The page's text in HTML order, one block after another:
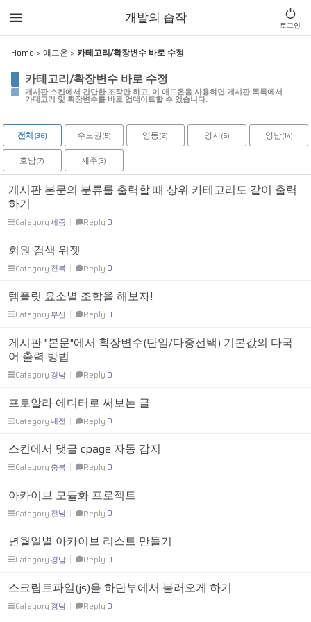
개발의 습작 로그인
Home > 애드온 > 카테고리/확장변수 바로 수정
카테고리/확장변수 바로 수정
게시판 스킨에서 간단한 조작만 하고, 이 애드온을 사용하면 게시판 목록에서
카테고리 및 확장변수를 바로 업데이트할 수 있습니다.
전체(36) 수도권(5) 영동(2) 영서 (6) 영남(14)
호남(7) 제주(3)
게시판 본문의 분류를 출력할 때 상위 카테고리도 같이 출력
하기
Category세종 Reply 0
회원 검색 위젯
Category 전북 Reply 0
템플릿 요소별 조합을 해보자!
Category 부산 Reply 0
게시판 "본문"에서 확장변수(단일/다중선택) 기본값의 다국
어 출력 방법
Category 경남 Reply 0
프로알라 에디터로 써보는 글
Category대전 Reply 0
스킨에서 댓글 cpage 자동 감지
Category 충북 Reply 0
아카이브 모듈화 프로젝트
Category 전남 Reply 0
년월일별 아카이브 리스트 만들기
Category 경남 Reply 0
스크립트파일(js)을 하단부에서 불러오게 하기
Category 경남 Reply 0